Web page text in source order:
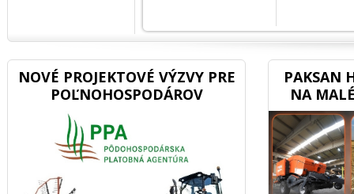
NOVÉ PROJEKTOVÉ VÝZVY PRE
POĽNOHOSPODÁROV
PAKSAN
NA